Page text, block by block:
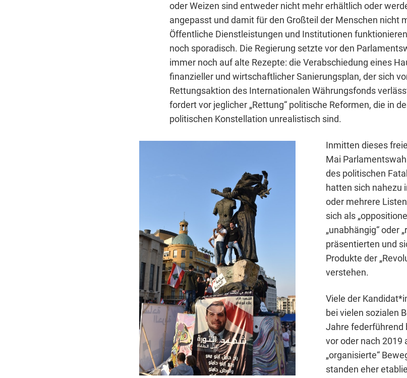
oder Weizen sind entweder nicht mehr erhältlich oder
angepasst und damit für den Großteil der Menschen nicht
Öffentliche Dienstleistungen und Institutionen
noch sporadisch. Die Regierung setzte vor den
immer noch auf alte Rezepte: die Verabschiedung eines
finanzieller und wirtschaftlicher Sanierungsplan, der sich
Rettungsaktion des Internationalen Währungsfonds
fordert vor jeglicher „Rettung“ politische Reformen, die in
politischen Konstellation unrealistisch sind.
Inmitten dieses
Mai
des politischen
hatten sich nahezu
oder mehrere
sich als
„unabhängig“ oder
präsentierten und
Produkte der
verstehen.
Viele der
bei vielen sozialen
Jahre federführend
vor oder nach 2019
„organisierte“
standen eher